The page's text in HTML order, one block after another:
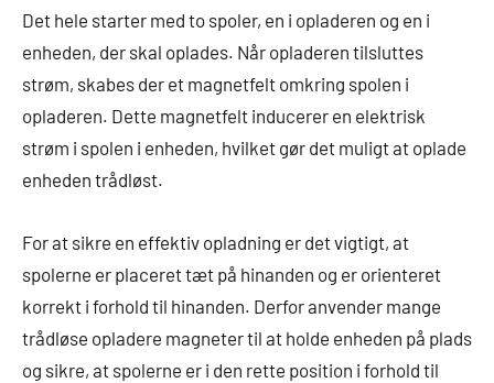
Det hele starter med to spoler, en i opladeren og en i
enheden, der skal oplades. Når opladeren tilsluttes
strøm, skabes der et magnetfelt omkring spolen i
opladeren. Dette magnetfelt inducerer en elektrisk
strøm i spolen i enheden, hvilket gør det muligt at oplade
enheden trådløst.
For at sikre en effektiv opladning er det vigtigt, at
spolerne er placeret tæt på hinanden og er orienteret
korrekt i forhold til hinanden. Derfor anvender mange
trådløse opladere magneter til at holde enheden på plads
og sikre, at spolerne er i den rette position i forhold til